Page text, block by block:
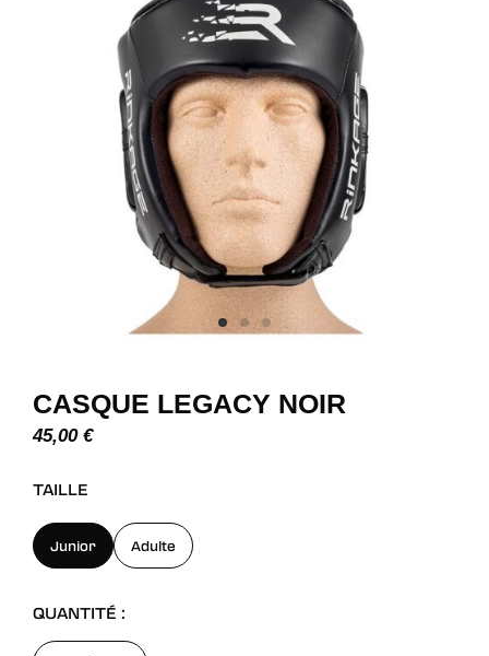
CASQUE LEGACY NOIR
45,00 €
TAILLE
Junior Adulte
QUANTITÉ :